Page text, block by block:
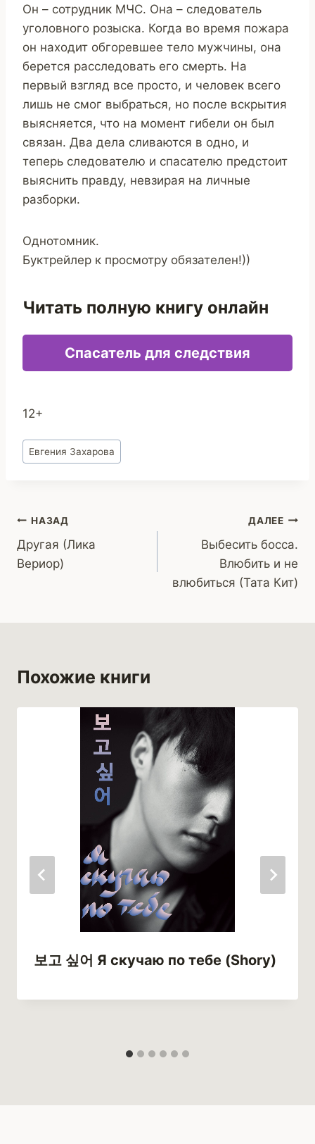
Он – сотрудник МЧС. Она – следователь
уголовного розыска. Когда во время пожара
он находит обгоревшее тело мужчины, она
берется расследовать его смерть. На
первый взгляд все просто, и человек всего
лишь не смог выбраться, но после вскрытия
выясняется, что на момент гибели он был
связан. Два дела сливаются в одно, и
теперь следователю и спасателю предстоит
выяснить правду, невзирая на личные
разборки.
Однотомник.
Буктрейлер к просмотру обязателен!))
Читать полную книгу онлайн
Спасатель для следствия
12+
Метки
записи:
Евгения Захарова
Навигация
по
записям
НАЗАД
Другая (Лика
Вериор)
ДАЛЕЕ
Выбесить босса.
Влюбить и не
влюбиться (Тата Кит)
Похожие книги
보고 싶어 Я скучаю по тебе (Shory)